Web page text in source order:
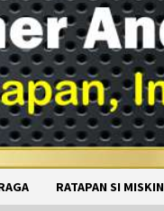
RATAPAN SI MISKIN